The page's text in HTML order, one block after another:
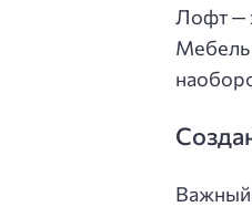
Лофт —
Мебель
Важный